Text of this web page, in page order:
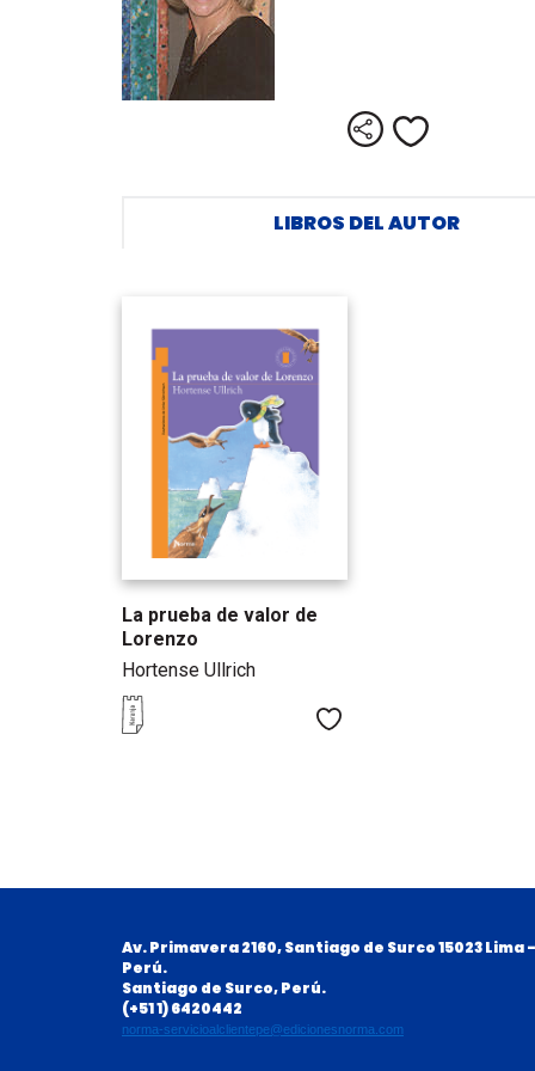
Compartir
LIBROS DEL AUTOR
La prueba de valor de
Lorenzo
Hortense Ullrich
Av. Primavera 2160, Santiago de Surco 15023 Lima -
Perú.
Santiago de Surco, Perú.
(+51 1) 6420442
norma-servicioalclientepe@edicionesnorma.com